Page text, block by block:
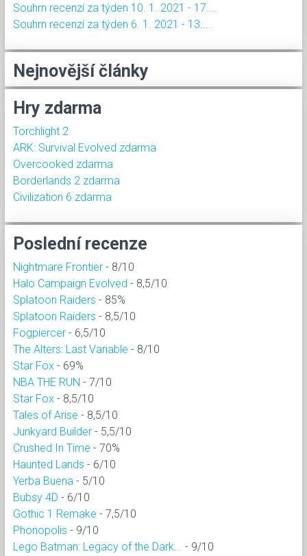
Souhrn recenzí za týden 10. 1. 2021 - 17....
Souhrn recenzí za týden 6. 1. 2021 - 13....
Nejnovější články
Hry zdarma
Torchlight 2
ARK: Survival Evolved zdarma
Overcooked zdarma
Borderlands 2 zdarma
Civilization 6 zdarma
Poslední recenze
Nightmare Frontier - 8/10
Halo Campaign Evolved - 8,5/10
Splatoon Raiders - 85%
Splatoon Raiders - 8,5/10
Fogpiercer - 6,5/10
The Alters: Last Variable - 8/10
Star Fox - 69%
NBA THE RUN - 7/10
Star Fox - 8,5/10
Tales of Arise - 8,5/10
Junkyard Builder - 5,5/10
Crushed In Time - 70%
Haunted Lands - 6/10
Yerba Buena - 5/10
Bubsy 4D - 6/10
Gothic 1 Remake - 7,5/10
Phonopolis - 9/10
Lego Batman: Legacy of the Dark...
- 9/10